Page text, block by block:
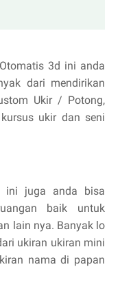
3d ini anda
dari mendirikan
Ukir / Potong,
ukir dan seni
ini juga anda bisa
baik untuk
lain nya. Banyak lo
ukiran ukiran mini
nama di papan